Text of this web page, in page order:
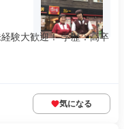
験大歓迎！ 学歴：高卒
気になる